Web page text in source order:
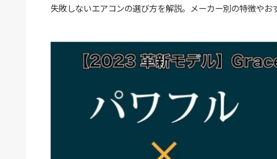
失敗しないエアコンの選び方を解説。メーカー別の特徴やお